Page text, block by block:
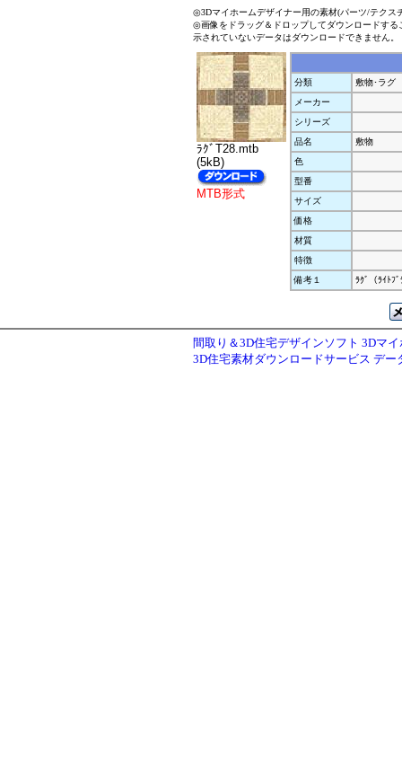
◎3Dマイホームデザイナー用の素材(パーツ/テクス
◎画像をドラッグ＆ドロップしてダウンロードす
示されていないデータはダウンロードできません。
ﾗｸﾞT28.mtb
(5kB)
MTB形式
分類
敷物･ラグ
メーカー
シリーズ
品名
敷物
色
型番
サイズ
価格
材質
特徴
備考１
ﾗｸﾞ（ﾗｲﾄﾌ
間取り＆3D住宅デザインソフト 3Dマ
3D住宅素材ダウンロードサービス デー